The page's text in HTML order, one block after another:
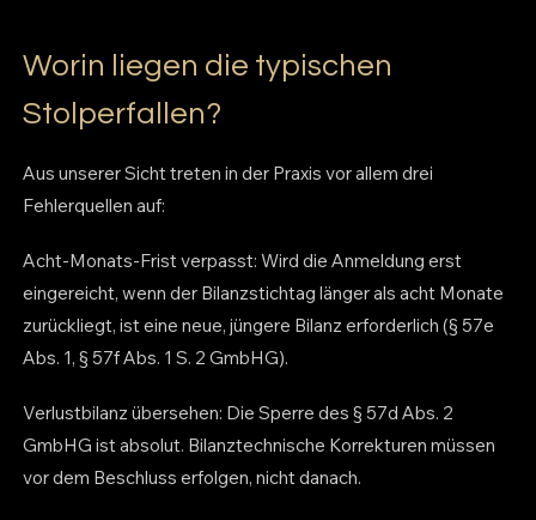
Worin liegen die typischen
Stolperfallen?
Aus unserer Sicht treten in der Praxis vor allem drei
Fehlerquellen auf:
Acht-Monats-Frist verpasst: Wird die Anmeldung erst
eingereicht, wenn der Bilanzstichtag länger als acht Monate
zurückliegt, ist eine neue, jüngere Bilanz erforderlich (§ 57e
Abs. 1, § 57f Abs. 1 S. 2 GmbHG).
Verlustbilanz übersehen: Die Sperre des § 57d Abs. 2
GmbHG ist absolut. Bilanztechnische Korrekturen müssen
vor dem Beschluss erfolgen, nicht danach.